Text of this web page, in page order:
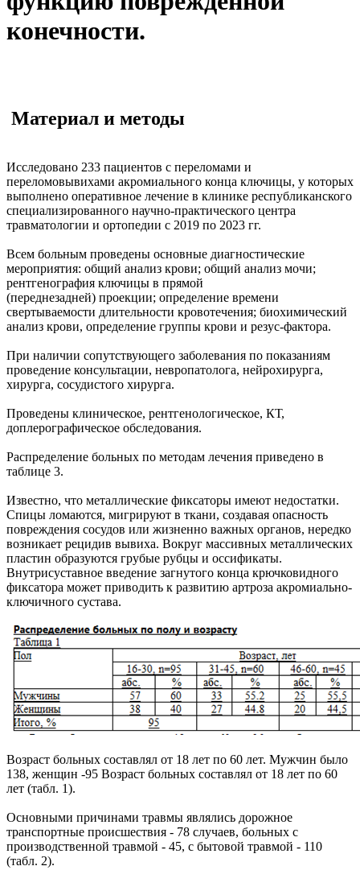
конечности.
Материал и методы
Исследовано 233 пациентов с переломами и
переломовывихами акромиального конца ключицы, у которых
выполнено оперативное лечение в клинике республиканского
специализированного научно-практического центра
травматологии и ортопедии с 2019 по 2023 гг.
Всем больным проведены основные диагностические
мероприятия: общий анализ крови; общий анализ мочи;
рентгенография ключицы в прямой
(переднезадней) проекции; определение времени
свертываемости длительности кровотечения; биохимический
анализ крови, определение группы крови и резус-фактора.
При наличии сопутствующего заболевания по показаниям
проведение консультации, невропатолога, нейрохирурга,
хирурга, сосудистого хирурга.
Проведены клиническое, рентгенологическое, КТ,
доплерографическое обследования.
Распределение больных по методам лечения приведено в
таблице 3.
Известно, что металлические фиксаторы имеют недостатки.
Спицы ломаются, мигрируют в ткани, создавая опасность
повреждения сосудов или жизненно важных органов, нередко
возникает рецидив вывиха. Вокруг массивных металлических
пластин образуются грубые рубцы и оссификаты.
Внутрисуставное введение загнутого конца крючковидного
фиксатора может приводить к развитию артроза акромиально-
ключичного сустава.
Возраст больных составлял от 18 лет по 60 лет. Мужчин было
138, женщин -95 Возраст больных составлял от 18 лет по 60
лет (табл. 1).
Основными причинами травмы являлись дорожное
транспортные происшествия - 78 случаев, больных с
производственной травмой - 45, с бытовой травмой - 110
(табл. 2).